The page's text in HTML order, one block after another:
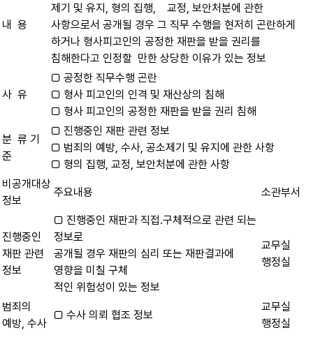
내 용
제기 및 유지, 형의 집행, 교정, 보안처분에 관한
사항으로서 공개될 경우 그 직무 수행을 현저히 곤란하게
하거나 형사피고인의 공정한 재판을 받을 권리를
침해한다고 인정할 만한 상당한 이유가 있는 정보
사 유
□ 공정한 직무수행 곤란
□ 형사 피고인의 인격 및 재산상의 침해
□ 형사 피고인의 공정한 재판을 받을 권리 침해
분 류 기
준
□ 진행중인 재판 관련 정보
□ 범죄의 예방, 수사, 공소제기 및 유지에 관한 사항
□ 형의 집행, 교정, 보안처분에 관한 사항
비공개대상
정보
주요내용 소관부서
진행중인
재판 관련
정보
□ 진행중인 재판과 직접․구체적으로 관련 되는
정보로
공개될 경우 재판의 심리 또는 재판결과에
영향을 미칠 구체
적인 위험성이 있는 정보
교무실
행정실
범죄의
예방, 수사
□ 수사 의뢰 협조 정보
교무실
행정실